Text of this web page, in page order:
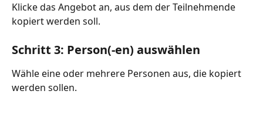
Klicke das Angebot an, aus dem der Teilnehmende
kopiert werden soll.
Schritt 3: Person(-en) auswählen
Wähle eine oder mehrere Personen aus, die kopiert
werden sollen.